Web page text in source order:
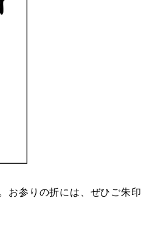
お参りの折には、ぜひご朱印